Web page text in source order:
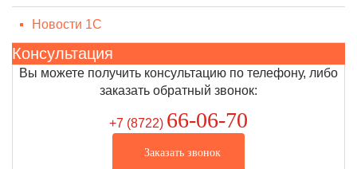
Новости 1С
Консультация
Вы можете получить консультацию по телефону, либо
заказать обратный звонок:
+7 (8722) 66-06-70
Заказать звонок